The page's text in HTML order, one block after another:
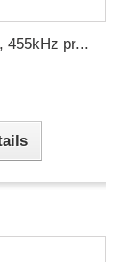
455kHz pr...